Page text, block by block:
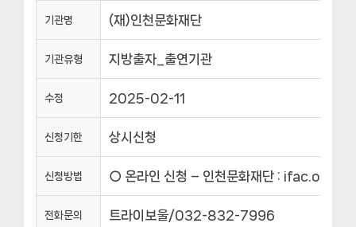
기관명 (재)인천문화재단
기관유형 지방출자_출연기관
수정 2025-02-11
신청기한 상시신청
신청방법 ○ 온라인 신청 – 인천문화재단 : ifac.or.kr –
전화문의 트라이보울/032-832-7996